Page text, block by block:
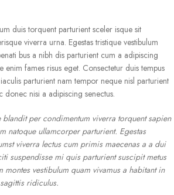
duis torquent parturient sceler isque sit
viverra urna. Egestas tristique vestibulum
bus a nibh dis parturient cum a adipiscing
enim fames risus eget. Consectetur duis tempus
parturient nam tempor neque nisl parturient
donec nisi a adipiscing senectus.
blandit per condimentum viverra torquent sapien
natoque ullamcorper parturient. Egestas
viverra lectus cum primis maecenas a a dui
suspendisse mi quis parturient suscipit metus
montes vestibulum quam vivamus a habitant in
ridiculus.